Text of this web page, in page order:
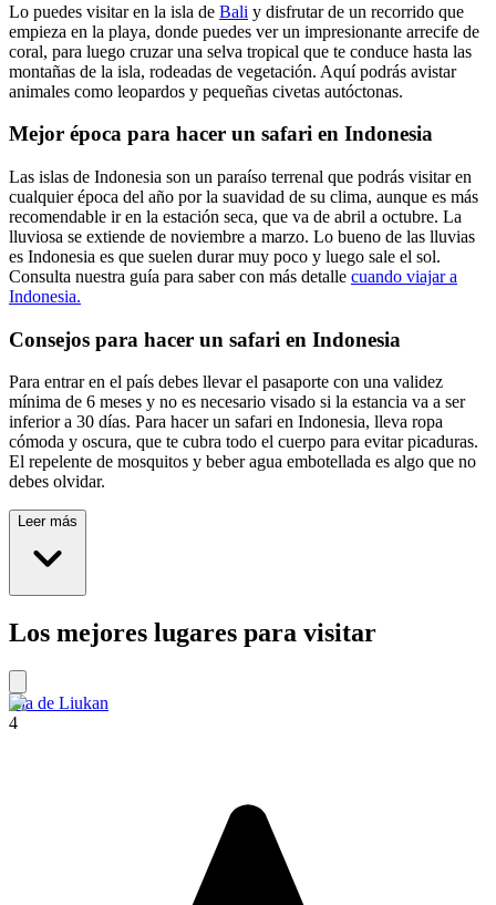
Lo puedes visitar en la isla de Bali y disfrutar de un recorrido que
empieza en la playa, donde puedes ver un impresionante arrecife de
coral, para luego cruzar una selva tropical que te conduce hasta las
montañas de la isla, rodeadas de vegetación. Aquí podrás avistar
animales como leopardos y pequeñas civetas autóctonas.
Mejor época para hacer un safari en Indonesia
Las islas de Indonesia son un paraíso terrenal que podrás visitar en
cualquier época del año por la suavidad de su clima, aunque es más
recomendable ir en la estación seca, que va de abril a octubre. La
lluviosa se extiende de noviembre a marzo. Lo bueno de las lluvias
es Indonesia es que suelen durar muy poco y luego sale el sol.
Consulta nuestra guía para saber con más detalle cuando viajar a
Indonesia.
Consejos para hacer un safari en Indonesia
Para entrar en el país debes llevar el pasaporte con una validez
mínima de 6 meses y no es necesario visado si la estancia va a ser
inferior a 30 días. Para hacer un safari en Indonesia, lleva ropa
cómoda y oscura, que te cubra todo el cuerpo para evitar picaduras.
El repelente de mosquitos y beber agua embotellada es algo que no
debes olvidar.
Leer más
Los mejores lugares para visitar
Isla de Liukan
4